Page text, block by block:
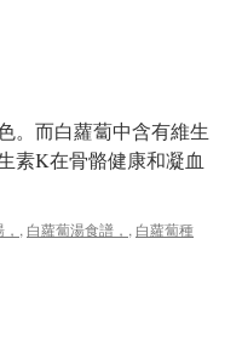
。而白蘿蔔中含有維生
素K在骨骼健康和凝血
, 白蘿蔔湯食譜， , 白蘿蔔種